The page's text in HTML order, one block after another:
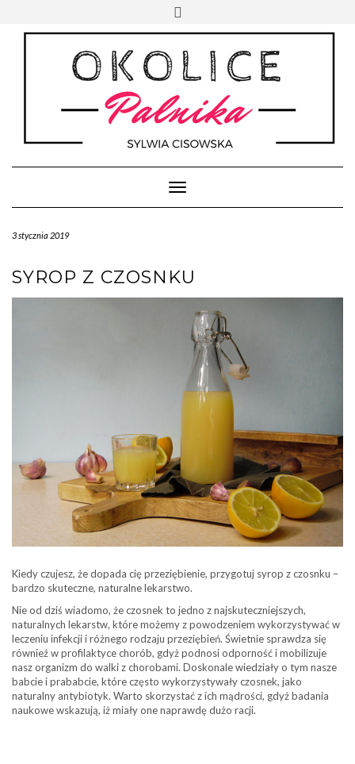
content
Toggle Navigation
3 stycznia 2019
SYROP Z CZOSNKU
Kiedy czujesz, że dopada cię przeziębienie, przygotuj syrop z czosnku –
bardzo skuteczne, naturalne lekarstwo.
Nie od dziś wiadomo, że czosnek to jedno z najskuteczniejszych,
naturalnych lekarstw, które możemy z powodzeniem wykorzystywać w
leczeniu infekcji i różnego rodzaju przeziębień. Świetnie sprawdza się
również w profilaktyce chorób, gdyż podnosi odporność i mobilizuje
nasz organizm do walki z chorobami. Doskonale wiedziały o tym nasze
babcie i prababcie, które często wykorzystywały czosnek, jako
naturalny antybiotyk. Warto skorzystać z ich mądrości, gdyż badania
naukowe wskazują, iż miały one naprawdę dużo racji.